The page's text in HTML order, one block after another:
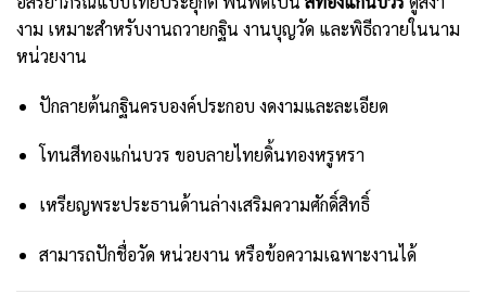
งาม เหมาะสำหรับงานถวายกฐิน งานบุญวัด และพิธีถวายในนาม
หน่วยงาน
ปักลายต้นกฐินครบองค์ประกอบ งดงามและละเอียด
โทนสีทองแก่นบวร ขอบลายไทยดิ้นทองหรูหรา
เหรียญพระประธานด้านล่างเสริมความศักดิ์สิทธิ์
สามารถปักชื่อวัด หน่วยงาน หรือข้อความเฉพาะงานได้